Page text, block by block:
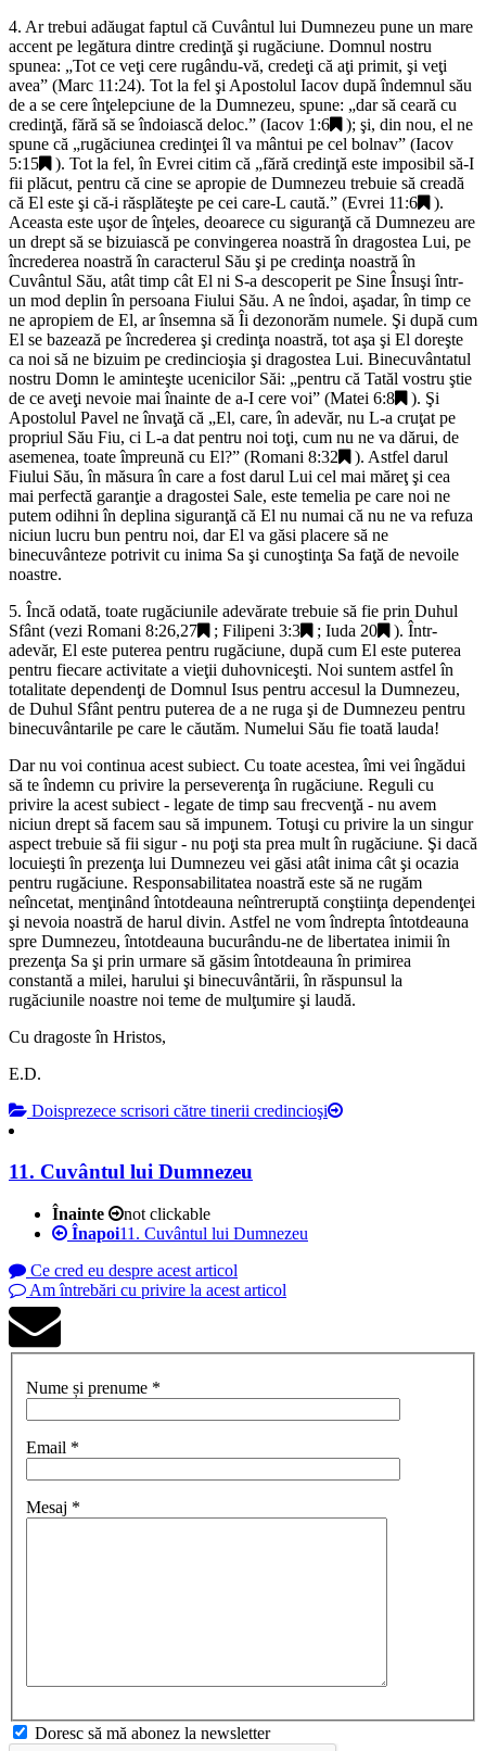
4. Ar trebui adăugat faptul că Cuvântul lui Dumnezeu pune un mare
accent pe legătura dintre credinţă şi rugăciune. Domnul nostru
spunea: „Tot ce veţi cere rugându-vă, credeţi că aţi primit, şi veţi
avea” (Marc 11:24). Tot la fel şi Apostolul Iacov după îndemnul său
de a se cere înţelepciune de la Dumnezeu, spune: „dar să ceară cu
credinţă, fără să se îndoiască deloc.” (Iacov 1:6
); şi, din nou, el ne
spune că „rugăciunea credinţei îl va mântui pe cel bolnav” (Iacov
5:15
). Tot la fel, în Evrei citim că „fără credinţă este imposibil să-I
fii plăcut, pentru că cine se apropie de Dumnezeu trebuie să creadă
că El este şi că-i răsplăteşte pe cei care-L caută.” (Evrei 11:6
).
Aceasta este uşor de înţeles, deoarece cu siguranţă că Dumnezeu are
un drept să se bizuiască pe convingerea noastră în dragostea Lui, pe
încrederea noastră în caracterul Său şi pe credinţa noastră în
Cuvântul Său, atât timp cât El ni S-a descoperit pe Sine Însuşi într-
un mod deplin în persoana Fiului Său. A ne îndoi, aşadar, în timp ce
ne apropiem de El, ar însemna să Îi dezonorăm numele. Şi după cum
El se bazează pe încrederea şi credinţa noastră, tot aşa şi El doreşte
ca noi să ne bizuim pe credincioşia şi dragostea Lui. Binecuvântatul
nostru Domn le aminteşte ucenicilor Săi: „pentru că Tatăl vostru ştie
de ce aveţi nevoie mai înainte de a-I cere voi” (Matei 6:8
). Şi
Apostolul Pavel ne învaţă că „El, care, în adevăr, nu L-a cruţat pe
propriul Său Fiu, ci L-a dat pentru noi toţi, cum nu ne va dărui, de
asemenea, toate împreună cu El?” (Romani 8:32
). Astfel darul
Fiului Său, în măsura în care a fost darul Lui cel mai măreţ şi cea
mai perfectă garanţie a dragostei Sale, este temelia pe care noi ne
putem odihni în deplina siguranţă că El nu numai că nu ne va refuza
niciun lucru bun pentru noi, dar El va găsi placere să ne
binecuvânteze potrivit cu inima Sa şi cunoştinţa Sa faţă de nevoile
noastre.
5. Încă odată, toate rugăciunile adevărate trebuie să fie prin Duhul
Sfânt (vezi Romani 8:26,27 ; Filipeni 3:3 ; Iuda 20
). Într-
adevăr, El este puterea pentru rugăciune, după cum El este puterea
pentru fiecare activitate a vieţii duhovniceşti. Noi suntem astfel în
totalitate dependenţi de Domnul Isus pentru accesul la Dumnezeu,
de Duhul Sfânt pentru puterea de a ne ruga şi de Dumnezeu pentru
binecuvântarile pe care le căutăm. Numelui Său fie toată lauda!
Dar nu voi continua acest subiect. Cu toate acestea, îmi vei îngădui
să te îndemn cu privire la perseverenţa în rugăciune. Reguli cu
privire la acest subiect - legate de timp sau frecvenţă - nu avem
niciun drept să facem sau să impunem. Totuşi cu privire la un singur
aspect trebuie să fii sigur - nu poţi sta prea mult în rugăciune. Şi dacă
locuieşti în prezenţa lui Dumnezeu vei găsi atât inima cât şi ocazia
pentru rugăciune. Responsabilitatea noastră este să ne rugăm
neîncetat, menţinând întotdeauna neîntreruptă conştiinţa dependenţei
şi nevoia noastră de harul divin. Astfel ne vom îndrepta întotdeauna
spre Dumnezeu, întotdeauna bucurându-ne de libertatea inimii în
prezenţa Sa şi prin urmare să găsim întotdeauna în primirea
constantă a milei, harului şi binecuvântării, în răspunsul la
rugăciunile noastre noi teme de mulţumire şi laudă.
Cu dragoste în Hristos,
E.D.
Doisprezece scrisori către tinerii credincioşi
11. Cuvântul lui Dumnezeu
Înainte
not clickable
Înapoi11. Cuvântul lui Dumnezeu
Ce cred eu despre acest articol
Am întrebări cu privire la acest articol
Nume și prenume *
Email *
Mesaj *
Doresc să mă abonez la newsletter